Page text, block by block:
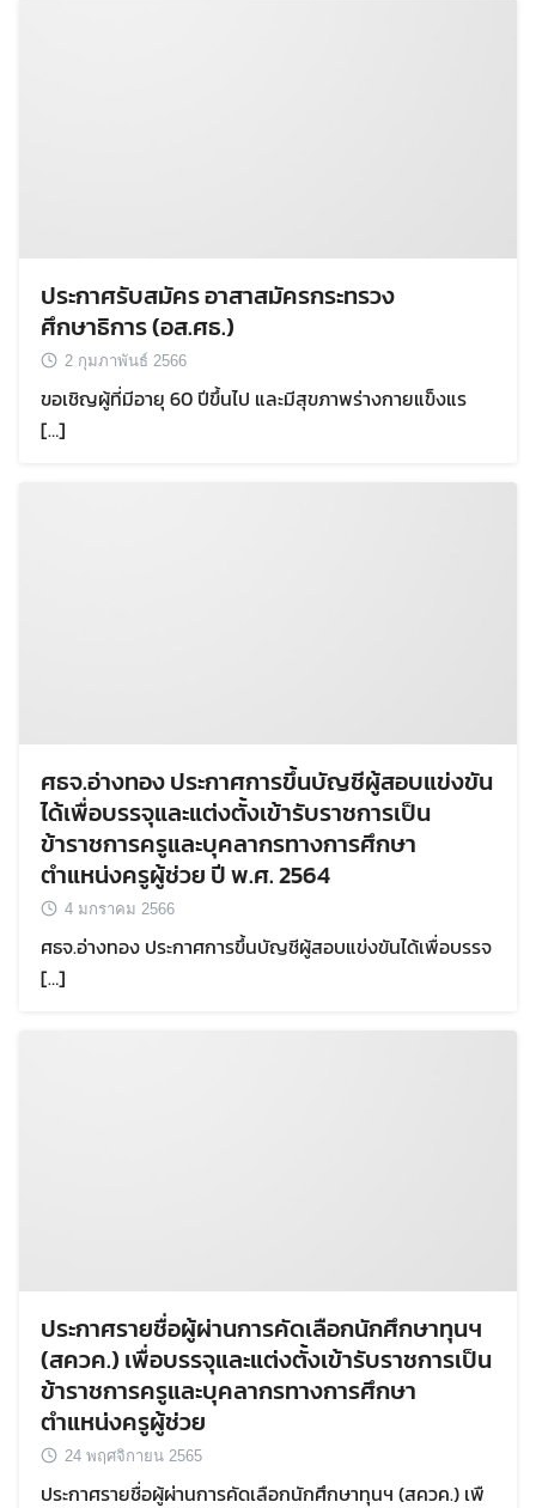
ประกาศรับสมัคร อาสาสมัครกระทรวง
ศึกษาธิการ (อส.ศธ.)
2 กุมภาพันธ์ 2566
ขอเชิญผู้ที่มีอายุ 60 ปีขึ้นไป และมีสุขภาพร่างกายแข็งแร
[…]
ศธจ.อ่างทอง ประกาศการขึ้นบัญชีผู้สอบแข่งขัน
ได้เพื่อบรรจุและแต่งตั้งเข้ารับราชการเป็น
ข้าราชการครูและบุคลากรทางการศึกษา
ตำแหน่งครูผู้ช่วย ปี พ.ศ. 2564
4 มกราคม 2566
ศธจ.อ่างทอง ประกาศการขึ้นบัญชีผู้สอบแข่งขันได้เพื่อบรรจ
[…]
ประกาศรายชื่อผู้ผ่านการคัดเลือกนักศึกษาทุนฯ
(สควค.) เพื่อบรรจุและแต่งตั้งเข้ารับราชการเป็น
ข้าราชการครูและบุคลากรทางการศึกษา
ตำแหน่งครูผู้ช่วย
24 พฤศจิกายน 2565
ประกาศรายชื่อผู้ผ่านการคัดเลือกนักศึกษาทุนฯ (สควค.) เพื